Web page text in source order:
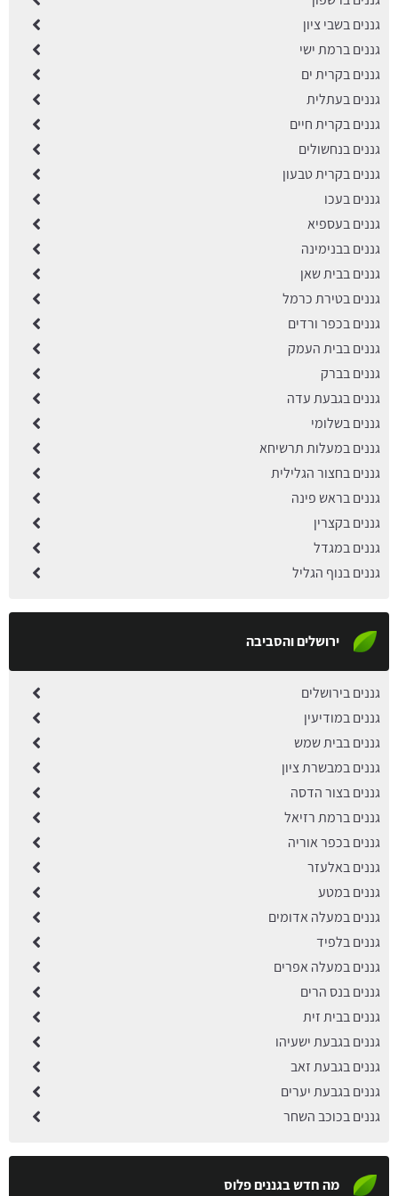
גננים בשבי ציון
גננים ברמת ישי
גננים בקרית ים
גננים בעתלית
גננים בקרית חיים
גננים בנחשולים
גננים בקרית טבעון
גננים בעכו
גננים בעספיא
גננים בבנימינה
גננים בבית שאן
גננים בטירת כרמל
גננים בכפר ורדים
גננים בבית העמק
גננים בברק
גננים בגבעת עדה
גננים בשלומי
גננים במעלות תרשיחא
גננים בחצור הגלילית
גננים בראש פינה
גננים בקצרין
גננים במגדל
גננים בנוף הגליל
ירושלים והסביבה
גננים בירושלים
גננים במודיעין
גננים בבית שמש
גננים במבשרת ציון
גננים בצור הדסה
גננים ברמת רזיאל
גננים בכפר אוריה
גננים באלעזר
גננים במטע
גננים במעלה אדומים
גננים בלפיד
גננים במעלה אפרים
גננים בנס הרים
גננים בבית זית
גננים בגבעת ישעיהו
גננים בגבעת זאב
גננים בגבעת יערים
גננים בכוכב השחר
מה חדש בגננים פלוס